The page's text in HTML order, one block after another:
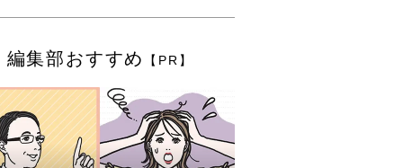
編集部おすすめ 【PR】